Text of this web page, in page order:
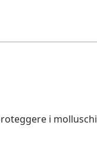
i molluschi